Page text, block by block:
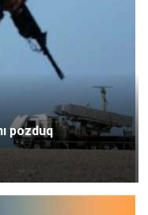
pozduq